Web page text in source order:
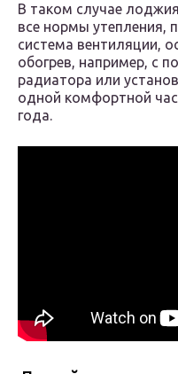
В таком случае
все нормы утепления,
система вентиляции,
обогрев, например, с
радиатора или
одной комфортной
года.